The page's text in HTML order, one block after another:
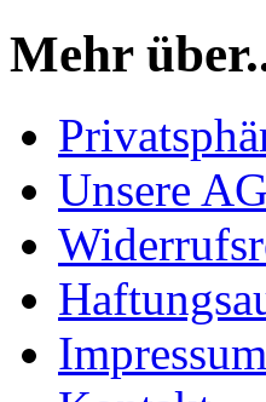
Mehr
Unsere
Impressum